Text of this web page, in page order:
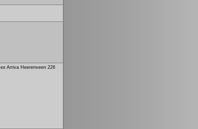
ex Arriva Heerenveen 226